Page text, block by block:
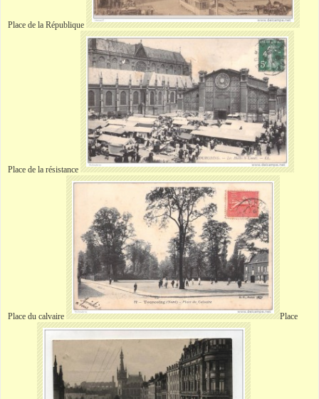
Place de la République
Place de la résistance
Place du calvaire Place